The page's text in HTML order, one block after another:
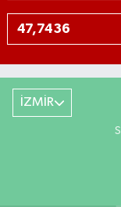
İZMİR